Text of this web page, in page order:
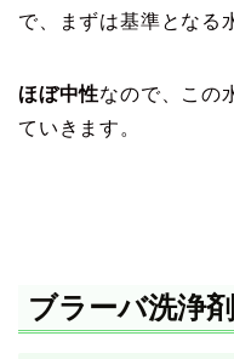
で、まずは基準となる
ほぼ中性なので、この
ていきます。
ブラーバ洗浄剤